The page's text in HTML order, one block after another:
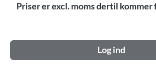
Priser er excl. moms dertil kommer
Log ind